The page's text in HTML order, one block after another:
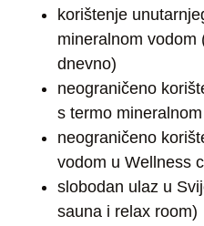
korištenje
mineralnom vodom
dnevno)
neograničeno
s termo
neograničeno
vodom u Wellness
slobodan ulaz u
sauna i relax room)